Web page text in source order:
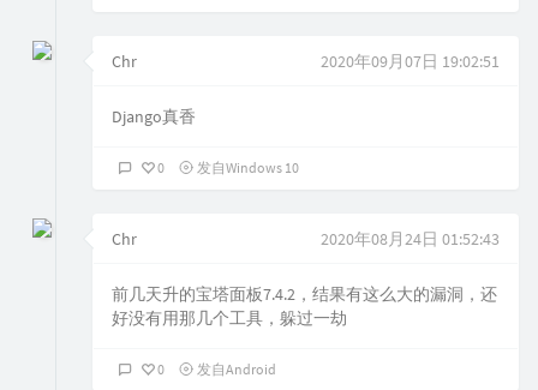
Chr 2020年09月07日 19:02:51
Django真香
0 发自Windows 10
Chr 2020年08月24日 01:52:43
前几天升的宝塔面板7.4.2，结果有这么大的漏洞，还
好没有用那几个工具，躲过一劫
0 发自Android